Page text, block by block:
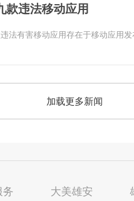
款违法移动应用
法有害移动应用存在于移动应用
加载更多新闻
务 大美雄安